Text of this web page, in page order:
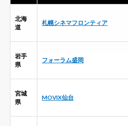
北海
道
札幌シネマフロンティア
岩手
県
フォーラム盛岡
宮城
県
MOVIX仙台